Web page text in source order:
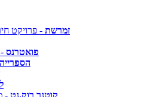
זמרשת - פרויקט
פואטרנס